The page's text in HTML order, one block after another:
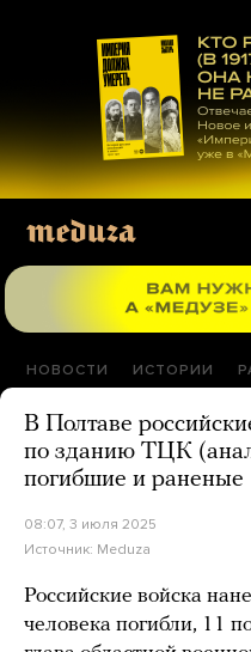
материалам
НОВОСТИ ИСТОРИИ
В Полтаве
по зданию ТЦК
погибшие и раненые
08:07, 3 июля 2025
Источник: Meduza
Российские войска
человека погибли, 11